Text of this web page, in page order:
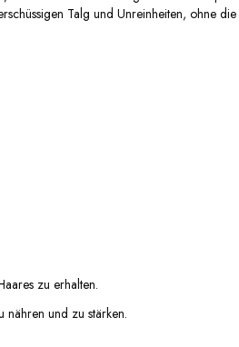
Talg und Unreinheiten, ohne
zu erhalten.
und zu stärken.